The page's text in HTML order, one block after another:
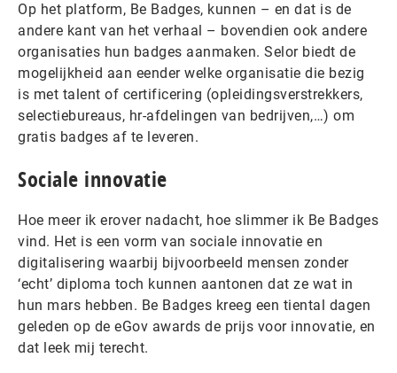
Op het platform, Be Badges, kunnen – en dat is de
andere kant van het verhaal – bovendien ook andere
organisaties hun badges aanmaken. Selor biedt de
mogelijkheid aan eender welke organisatie die bezig
is met talent of certificering (opleidingsverstrekkers,
selectiebureaus, hr-afdelingen van bedrijven,…) om
gratis badges af te leveren.
Sociale innovatie
Hoe meer ik erover nadacht, hoe slimmer ik Be Badges
vind. Het is een vorm van sociale innovatie en
digitalisering waarbij bijvoorbeeld mensen zonder
‘echt’ diploma toch kunnen aantonen dat ze wat in
hun mars hebben. Be Badges kreeg een tiental dagen
geleden op de eGov awards de prijs voor innovatie, en
dat leek mij terecht.